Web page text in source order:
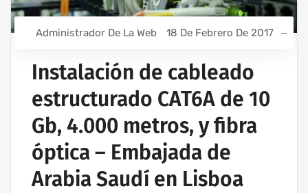
Administrador De La Web 18 De Febrero De 2017
Instalación de cableado
estructurado CAT6A de 10
Gb, 4.000 metros, y fibra
óptica – Embajada de
Arabia Saudí en Lisboa